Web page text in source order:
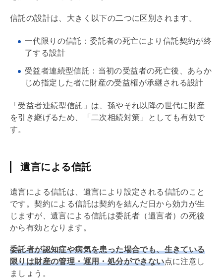
信託の設計は、大きく以下の二つに区別されます。
一代限りの信託：委託者の死亡により信託契約が終
了する設計
受益者連続型信託：当初の受益者の死亡後、あらか
じめ指定した者に財産の受益権が承継される設計
「受益者連続型信託」は、孫やそれ以降の世代に財産
を引き継げるため、「二次相続対策」としても有効で
す。
遺言による信託
遺言による信託は、遺言により設定される信託のこと
です。契約による信託は契約を結んだ日から効力が生
じますが、遺言による信託は委託者（遺言者）の死後
から有効となります。
委託者が認知症や病気を患った場合でも、生きている
限りは財産の管理・運用・処分ができない点に注意し
ましょう。